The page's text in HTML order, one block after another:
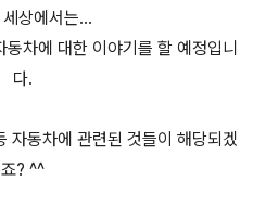
상에서는...
차에 대한 이야기를 할 예정입니
다.
자동차에 관련된 것들이 해당되겠
죠? ^^